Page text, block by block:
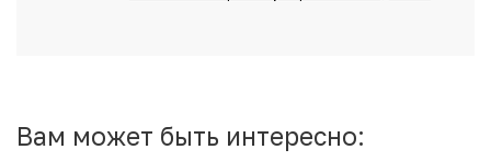
Вам может быть интересно: